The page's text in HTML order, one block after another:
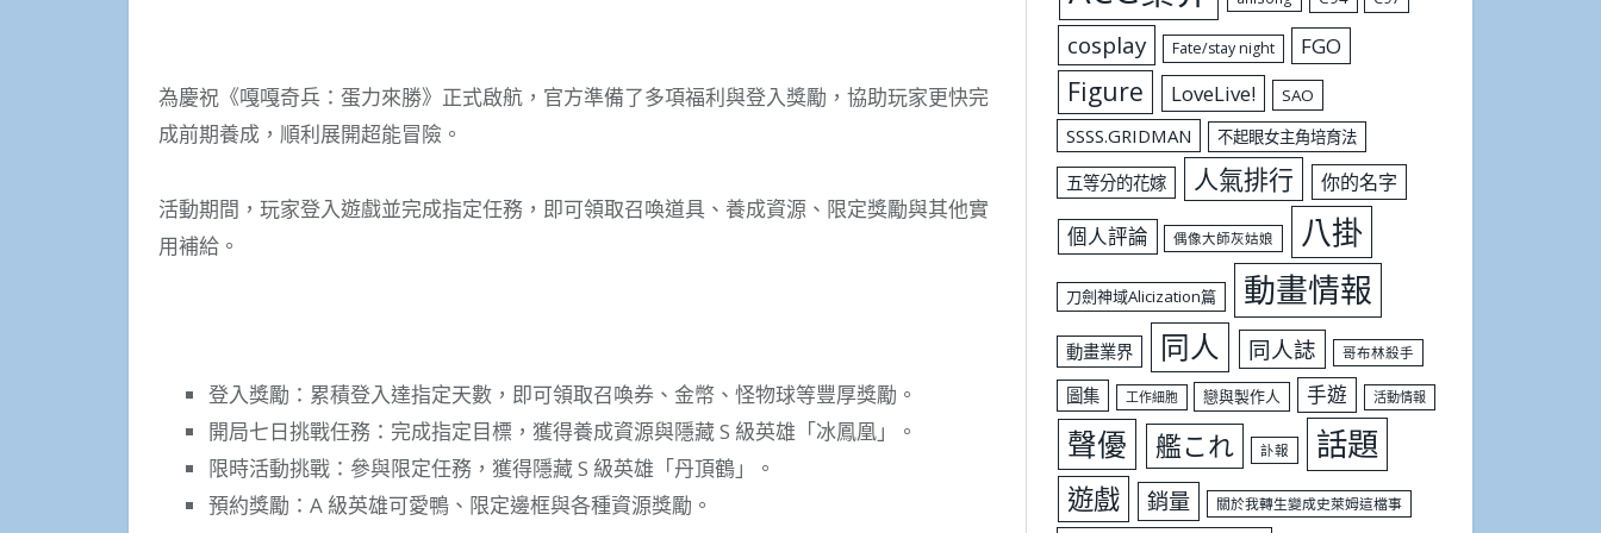
為慶祝《嘎嘎奇兵：蛋力來勝》正式啟航，官方準備了多項福利與登入獎勵，協助玩家更快完
成前期養成，順利展開超能冒險。
活動期間，玩家登入遊戲並完成指定任務，即可領取召喚道具、養成資源、限定獎勵與其他實
用補給。
登入獎勵：累積登入達指定天數，即可領取召喚券、金幣、怪物球等豐厚獎勵。
開局七日挑戰任務：完成指定目標，獲得養成資源與隱藏 S 級英雄「冰鳳凰」。
限時活動挑戰：參與限定任務，獲得隱藏 S 級英雄「丹頂鶴」。
預約獎勵：A 級英雄可愛鴨、限定邊框與各種資源獎勵。
cosplay Fate/stay night FGO
Figure LoveLive! SAO
SSSS.GRIDMAN 不起眼女主角培育法
五等分的花嫁 人氣排行 你的名字
個人評論 偶像大師灰姑娘 八掛
刀劍神域Alicization篇 動畫情報
動畫業界 同人 同人誌 哥布林殺手
圖集 工作細胞 戀與製作人 手遊 活動情報
聲優 艦これ 訃報 話題
遊戲 銷量 關於我轉生變成史萊姆這檔事